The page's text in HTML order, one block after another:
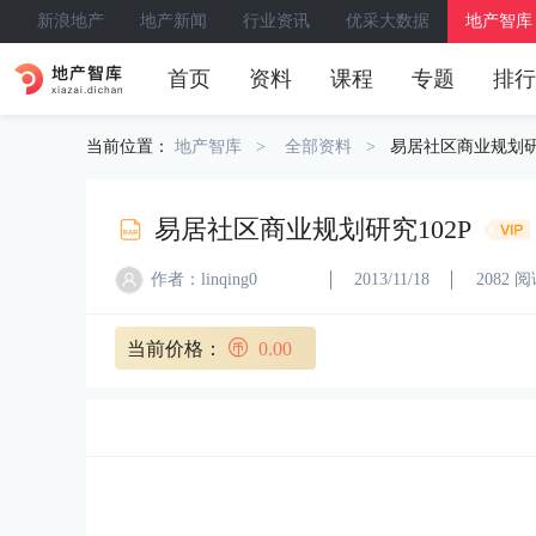
新浪地产 地产新闻 行业资讯 优采大数据 地产智库
首页 资料 课程 专题 排
当前位置： 地产智库 全部资料 易居社区商业规划
易居社区商业规划研究102P
作者：linqing0 2013/11/18 2082 阅
当前价格： 0.00